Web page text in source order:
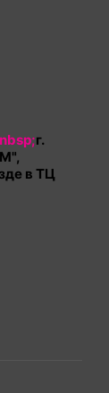
г.
в ТЦ